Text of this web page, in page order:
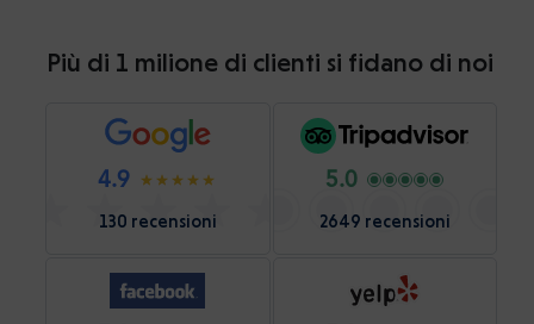
Più di 1 milione di clienti si fidano di noi
4.9
130 recensioni
5.0
2649 recensioni